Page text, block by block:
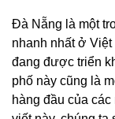
Đà Nẵng là một
nhanh nhất ở
đang được triển
phố này cũng là
hàng đầu của